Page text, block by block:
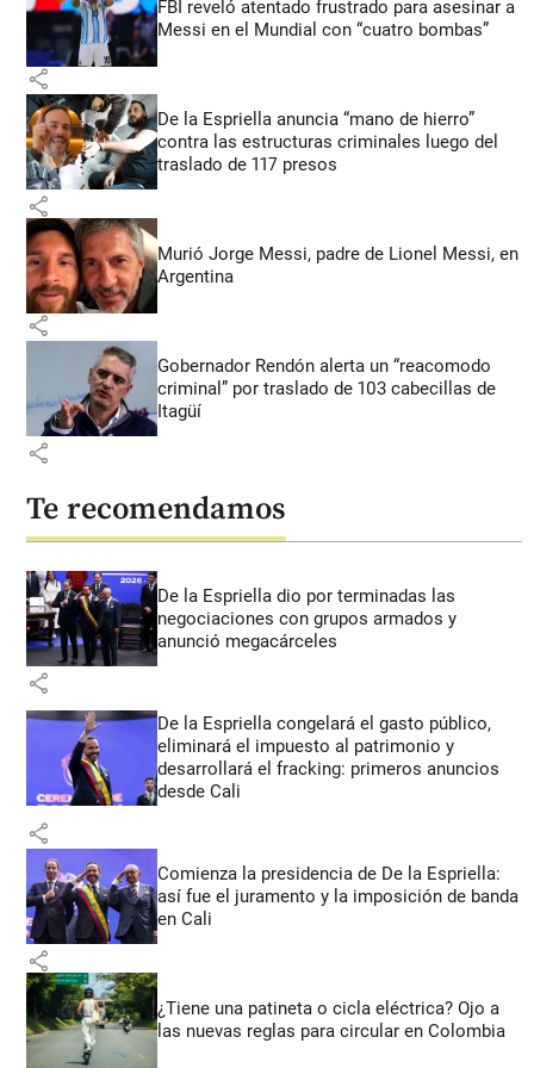
FBI reveló atentado frustrado para asesinar a
Messi en el Mundial con “cuatro bombas”
share
De la Espriella anuncia “mano de hierro”
contra las estructuras criminales luego del
traslado de 117 presos
share
Murió Jorge Messi, padre de Lionel Messi, en
Argentina
share
Gobernador Rendón alerta un “reacomodo
criminal” por traslado de 103 cabecillas de
Itagüí
share
Te recomendamos
De la Espriella dio por terminadas las
negociaciones con grupos armados y
anunció megacárceles
share
De la Espriella congelará el gasto público,
eliminará el impuesto al patrimonio y
desarrollará el fracking: primeros anuncios
desde Cali
share
Comienza la presidencia de De la Espriella:
así fue el juramento y la imposición de banda
en Cali
share
¿Tiene una patineta o cicla eléctrica? Ojo a
las nuevas reglas para circular en Colombia